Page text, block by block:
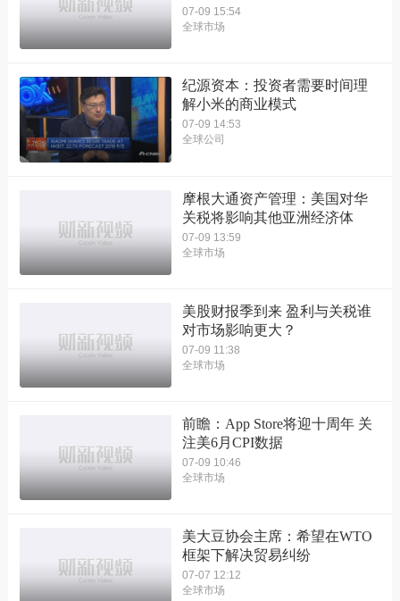
07-09 15:54
全球市场
纪源资本：投资者需要时间理
解小米的商业模式
07-09 14:53
全球公司
摩根大通资产管理：美国对华
关税将影响其他亚洲经济体
07-09 13:59
全球市场
美股财报季到来 盈利与关税谁
对市场影响更大？
07-09 11:38
全球市场
前瞻：App Store将迎十周年 关
注美6月CPI数据
07-09 10:46
全球市场
美大豆协会主席：希望在WTO
框架下解决贸易纠纷
07-07 12:12
全球市场